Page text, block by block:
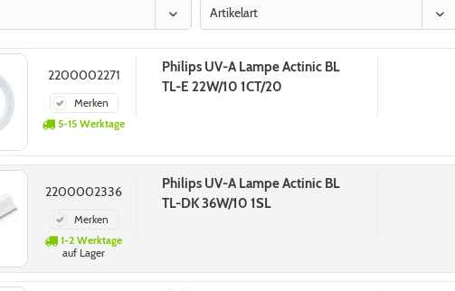
nicht dimmbar
Artikelart
2200002271
Merken
5-15 Werktage
Philips UV-A Lampe Actinic BL
TL-E 22W/10 1CT/20
2200002336
Merken
1-2 Werktage
auf Lager
Philips UV-A Lampe Actinic BL
TL-DK 36W/10 1SL